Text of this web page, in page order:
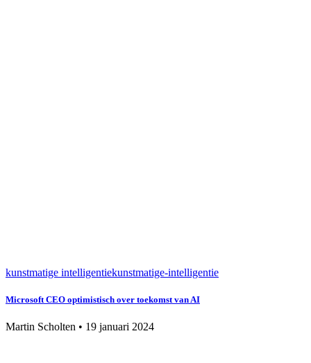
kunstmatige intelligentiekunstmatige-intelligentie
Microsoft CEO optimistisch over toekomst van AI
Martin Scholten • 19 januari 2024